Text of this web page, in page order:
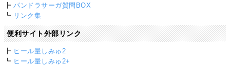
┣パンドラサーガ質問BOX
┗ リンク集
便利サイト外部リンク
┣ ヒール量しみゅ2
┗ ヒール量しみゅ2+